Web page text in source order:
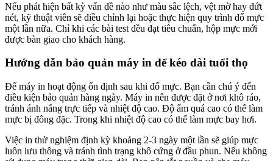
Nếu phát hiện bất kỳ vấn đề nào như màu sắc lệch, vệt mờ hay đứt
nét, kỹ thuật viên sẽ điều chỉnh lại hoặc thực hiện quy trình đổ mực
một lần nữa. Chỉ khi các bài test đều đạt tiêu chuẩn, hộp mực mới
được bàn giao cho khách hàng.
Hướng dẫn bảo quản máy in để kéo dài tuổi thọ
Để máy in hoạt động ổn định sau khi đổ mực. Bạn cần chú ý đến
điều kiện bảo quản hàng ngày. Máy in nên được đặt ở nơi khô ráo,
tránh ánh nắng trực tiếp và nhiệt độ cao. Độ ẩm quá cao có thể làm
mực bị đông đặc. Trong khi nhiệt độ cao có thể làm mực bay hơi.
Việc in thử nghiệm định kỳ khoảng 2-3 ngày một lần sẽ giúp mực
luôn lưu thông và tránh tình trạng khô cứng ở đầu phun. Nếu không